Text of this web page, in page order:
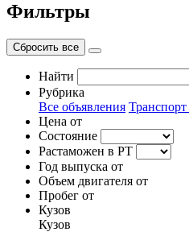
Фильтры
Сбросить все
Найти
Рубрика
Все объявления Транспорт
Цена от
Состояние
Растаможен в РТ
Год выпуска от
Объем двигателя от
Пробег от
Кузов
Кузов